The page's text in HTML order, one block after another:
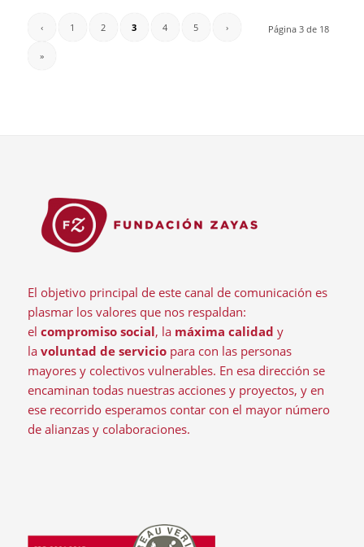
Página 3 de 18
‹ 1 2 3 4 5 ›
»
El objetivo principal de este canal de comunicación es
plasmar los valores que nos respaldan:
el compromiso social, la máxima calidad y
la voluntad de serviciopara con las personas
mayores y colectivos vulnerables. En esa dirección se
encaminan todas nuestras acciones y proyectos, y en
ese recorrido esperamos contar con el mayor número
de alianzas y colaboraciones.